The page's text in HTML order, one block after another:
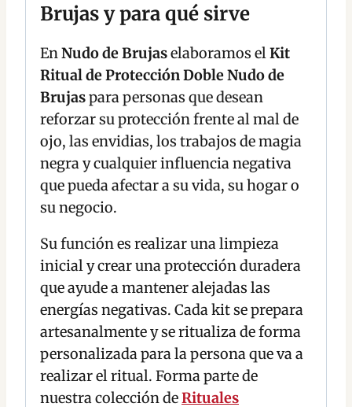
Brujas y para qué sirve
En Nudo de Brujaselaboramos el Kit
Ritual de Protección Doble Nudo de
Brujaspara personas que desean
reforzar su protección frente al mal de
ojo, las envidias, los trabajos de magia
negra y cualquier influencia negativa
que pueda afectar a su vida, su hogar o
su negocio.
Su función es realizar una limpieza
inicial y crear una protección duradera
que ayude a mantener alejadas las
energías negativas. Cada kit se prepara
artesanalmente y se ritualiza de forma
personalizada para la persona que va a
realizar el ritual. Forma parte de
nuestra colección deRituales